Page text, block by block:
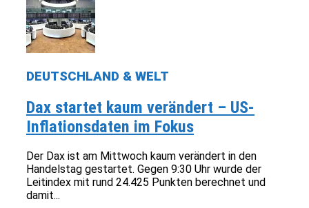
DEUTSCHLAND & WELT
Dax startet kaum verändert – US-
Inflationsdaten im Fokus
Der Dax ist am Mittwoch kaum verändert in den
Handelstag gestartet. Gegen 9:30 Uhr wurde der
Leitindex mit rund 24.425 Punkten berechnet und
damit...